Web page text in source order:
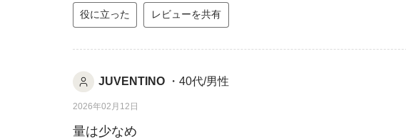
役に立った レビューを共有
JUVENTINO ・40代/男性
2026年02月12日
量は少なめ